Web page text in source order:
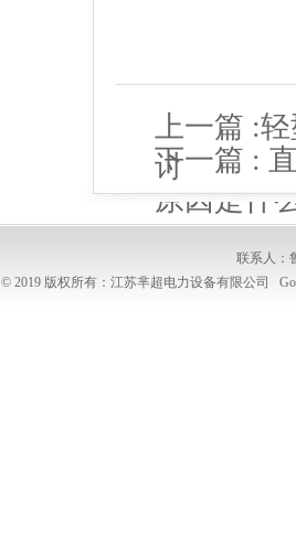
上一篇 :
讨
下一篇 :
原因是什
联系人：
© 2019 版权所有：江苏芈超电力设备有限公司